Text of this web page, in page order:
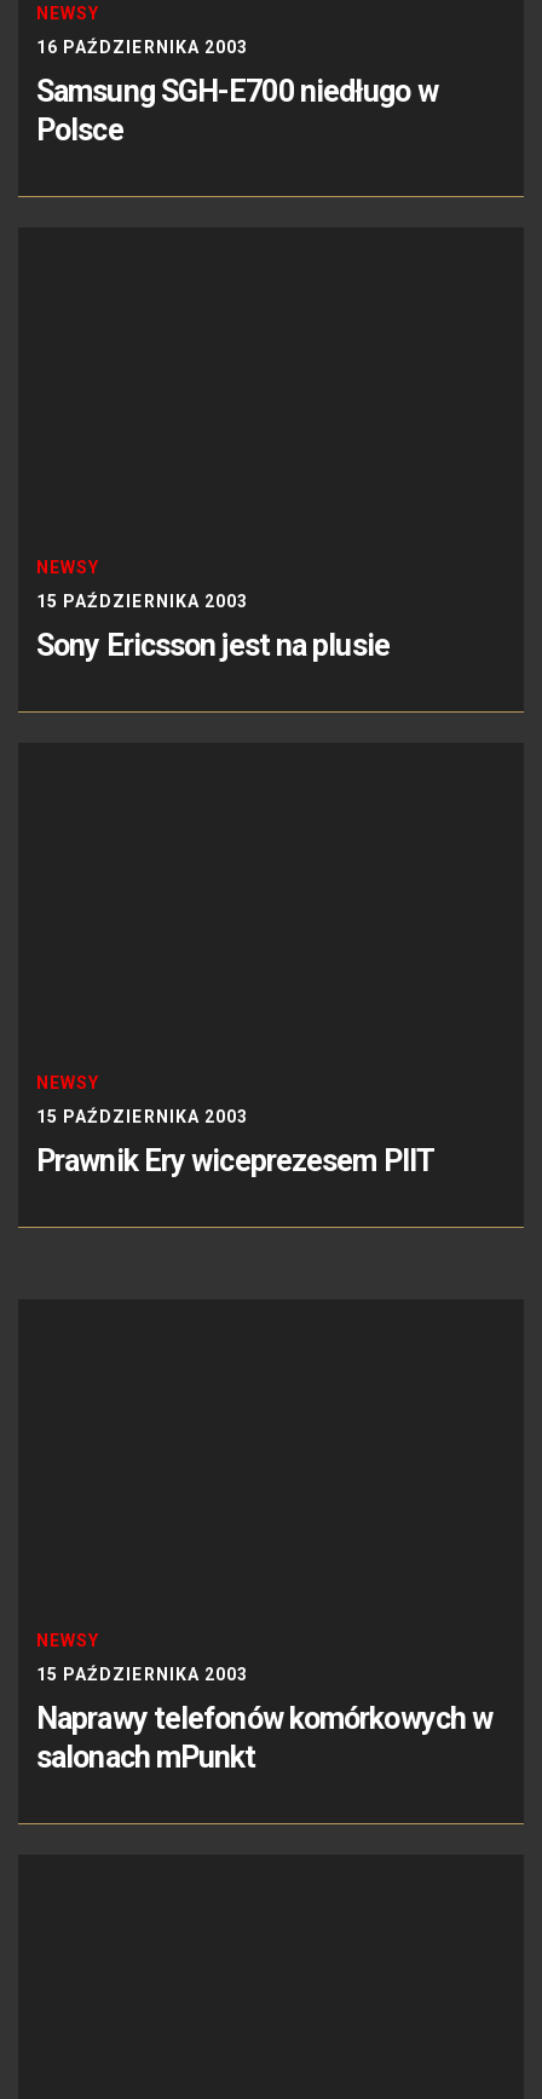
NEWSY
16 PAŹDZIERNIKA 2003
Samsung SGH-E700 niedługo w
Polsce
NEWSY
15 PAŹDZIERNIKA 2003
Sony Ericsson jest na plusie
NEWSY
15 PAŹDZIERNIKA 2003
Prawnik Ery wiceprezesem PIIT
NEWSY
15 PAŹDZIERNIKA 2003
Naprawy telefonów komórkowych w
salonach mPunkt